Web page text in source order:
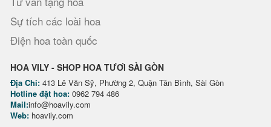
Sự tích các loài hoa
Điện hoa toàn quốc
HOA VILY - SHOP HOA TƯƠI SÀI GÒN
Địa Chỉ: 413 Lê Văn Sỹ, Phường 2, Quận Tân Bình, Sài Gòn
Hotline đặt hoa: 0962 794 486
Mail:info@hoavily.com
Web: hoavily.com